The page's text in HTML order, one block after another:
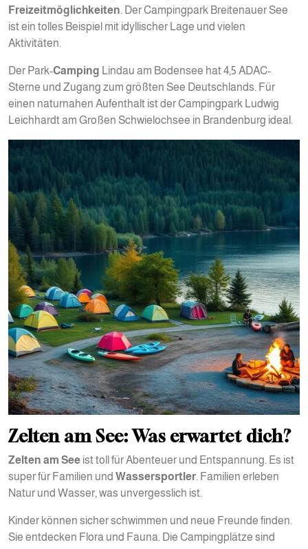
Freizeitmöglichkeiten. Der Campingpark Breitenauer See
ist ein tolles Beispiel mit idyllischer Lage und vielen
Aktivitäten.
Der Park-Camping Lindau am Bodensee hat 4,5 ADAC-
Sterne und Zugang zum größten See Deutschlands. Für
einen naturnahen Aufenthalt ist der Campingpark Ludwig
Leichhardt am Großen Schwielochsee in Brandenburg ideal.
Zelten am See: Was erwartet dich?
Zelten am See ist toll für Abenteuer und Entspannung. Es ist
super für Familien und Wassersportler. Familien erleben
Natur und Wasser, was unvergesslich ist.
Kinder können sicher schwimmen und neue Freunde finden.
Sie entdecken Flora und Fauna. Die Campingplätze sind